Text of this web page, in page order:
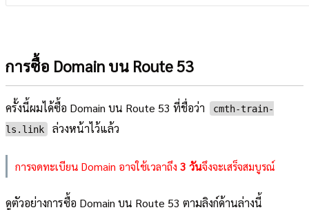
การซื้อ Domain บน Route 53
ครั้งนี้ผมได้ซื้อ Domain บน Route 53 ที่ชื่อว่า
cmth-train-
ls.link
ล่วงหน้าไว้แล้ว
การจดทะเบียน Domain อาจใช้เวลาถึง 3 วันจึงจะเสร็จสมบูรณ์
ดูตัวอย่างการซื้อ Domain บน Route 53 ตามลิงก์ด้านล่างนี้